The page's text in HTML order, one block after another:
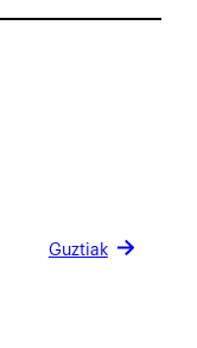
Guztiak